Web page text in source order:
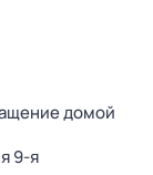
домой
9-я